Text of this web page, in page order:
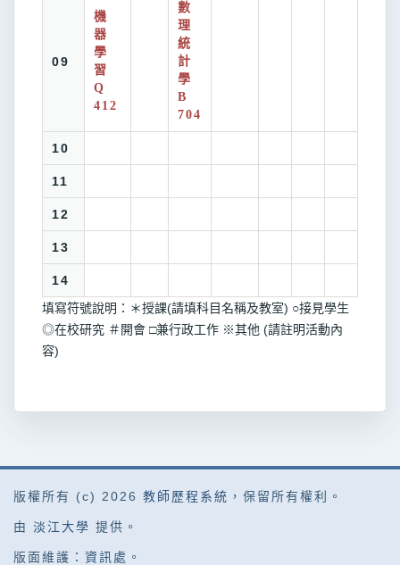
09
機
器
學
習
Q
412
數
理
統
計
學
B
704
10
11
12
13
14
填寫符號說明：＊授課(請填科目名稱及教室) ○接見學生
◎在校研究 ＃開會 □兼行政工作 ※其他 (請註明活動內
容)
版權所有 (c) 2026 教師歷程系統 ，保留所有權利。
由 淡江大學 提供。
版面維護： 資訊處 。